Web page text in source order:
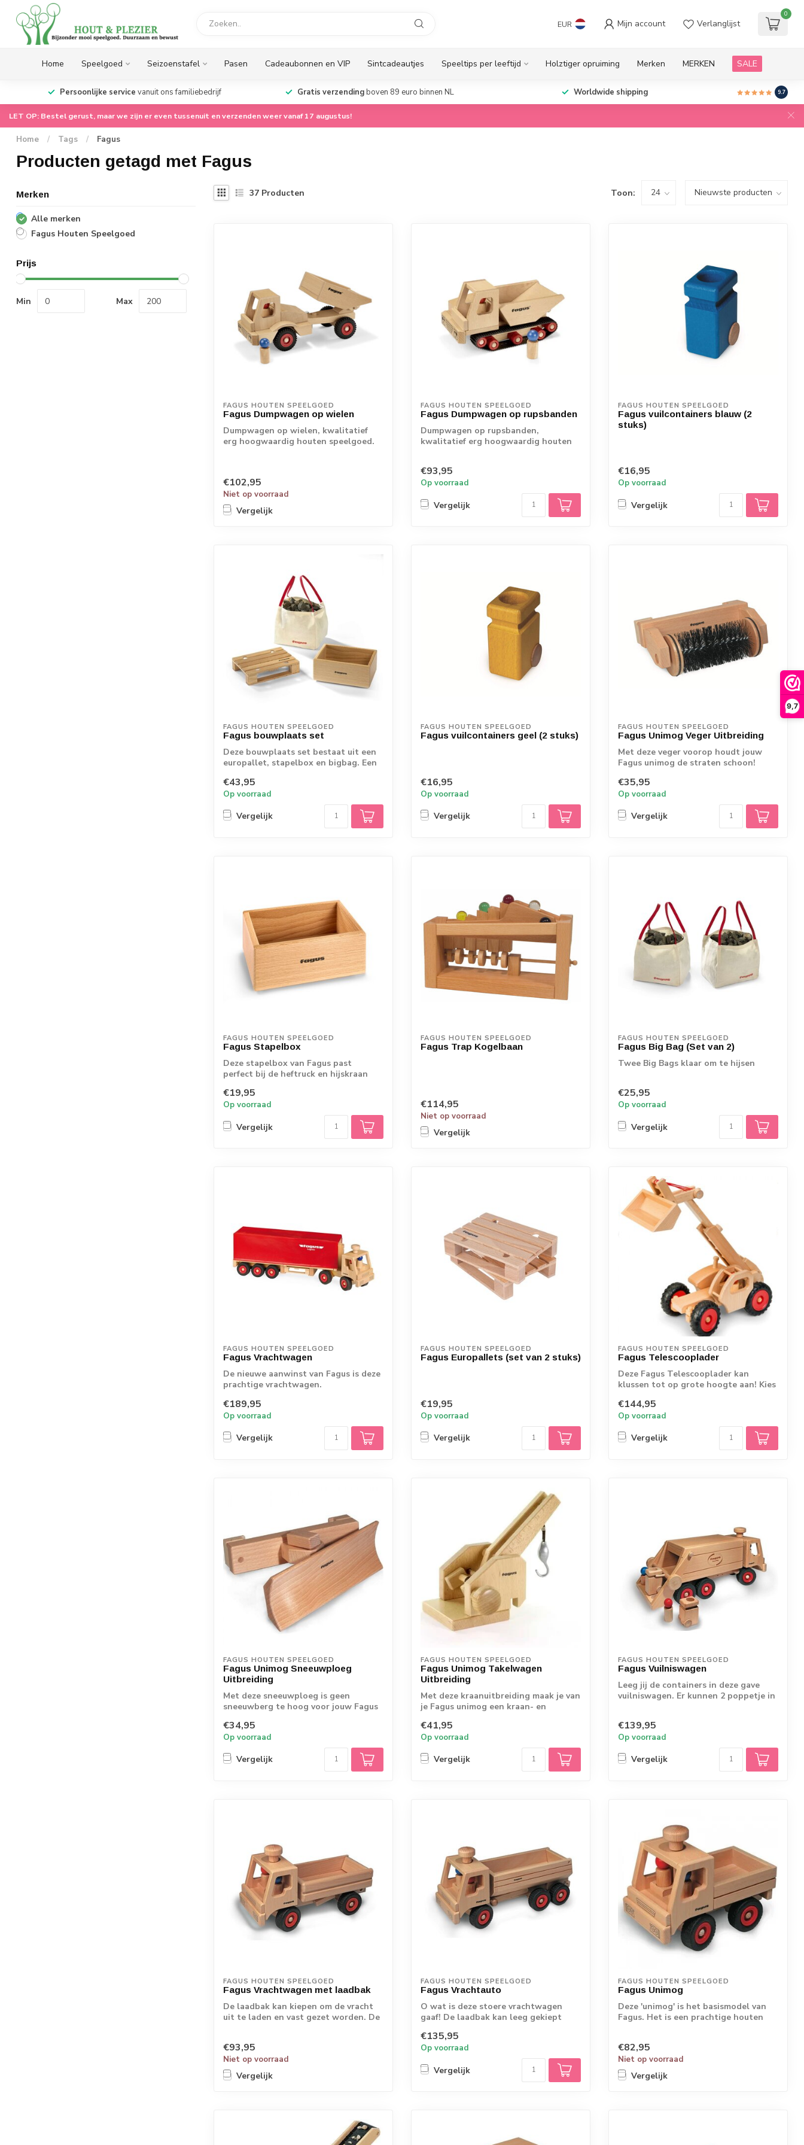
9,7
EUR Mijn account Verlanglijst
0
Home Speelgoed Seizoenstafel Pasen Cadeaubonnen en VIP Sintcadeautjes Speeltips per leeftijd Holztiger opruiming Merken MERKEN SALE
Persoonlijke service vanuit ons familiebedrijf Gratis verzendingboven 89 euro binnen NL Worldwide shipping 9.7
LET OP: Bestel gerust, maar we zijn er even tussenuit en verzenden weer vanaf 17 augustus!
Home / Tags / Fagus
Producten getagd met Fagus
Merken
Alle merken
Fagus Houten Speelgoed
Prijs
Min Max
37 Producten Toon:
FAGUS HOUTEN SPEELGOED
Fagus Dumpwagen op wielen
Dumpwagen op wielen, kwalitatief
erg hoogwaardig houten speelgoed.
€102,95
Niet op voorraad
Vergelijk
FAGUS HOUTEN SPEELGOED
Fagus Dumpwagen op rupsbanden
Dumpwagen op rupsbanden,
kwalitatief erg hoogwaardig houten
Fagus...
€93,95
Op voorraad
Vergelijk
FAGUS HOUTEN SPEELGOED
Fagus vuilcontainers blauw (2
stuks)
€16,95
Op voorraad
Vergelijk
FAGUS HOUTEN SPEELGOED
Fagus bouwplaats set
Deze bouwplaats set bestaat uit een
europallet, stapelbox en bigbag. Een
€43,95
Op voorraad
Vergelijk
FAGUS HOUTEN SPEELGOED
Fagus vuilcontainers geel (2 stuks)
€16,95
Op voorraad
Vergelijk
FAGUS HOUTEN SPEELGOED
Fagus Unimog Veger Uitbreiding
Met deze veger voorop houdt jouw
Fagus unimog de straten schoon!
€35,95
Op voorraad
Vergelijk
FAGUS HOUTEN SPEELGOED
Fagus Stapelbox
Deze stapelbox van Fagus past
perfect bij de heftruck en hijskraan
€19,95
Op voorraad
Vergelijk
FAGUS HOUTEN SPEELGOED
Fagus Trap Kogelbaan
€114,95
Niet op voorraad
Vergelijk
FAGUS HOUTEN SPEELGOED
Fagus Big Bag (Set van 2)
Twee Big Bags klaar om te hijsen
€25,95
Op voorraad
Vergelijk
FAGUS HOUTEN SPEELGOED
Fagus Vrachtwagen
De nieuwe aanwinst van Fagus is deze
prachtige vrachtwagen.
€189,95
Op voorraad
Vergelijk
FAGUS HOUTEN SPEELGOED
Fagus Europallets (set van 2 stuks)
€19,95
Op voorraad
Vergelijk
FAGUS HOUTEN SPEELGOED
Fagus Telescooplader
Deze Fagus Telescooplader kan
klussen tot op grote hoogte aan! Kies
€144,95
Op voorraad
Vergelijk
FAGUS HOUTEN SPEELGOED
Fagus Unimog Sneeuwploeg
Uitbreiding
Met deze sneeuwploeg is geen
sneeuwberg te hoog voor jouw Fagus
€34,95
Op voorraad
Vergelijk
FAGUS HOUTEN SPEELGOED
Fagus Unimog Takelwagen
Uitbreiding
Met deze kraanuitbreiding maak je van
je Fagus unimog een kraan- en
€41,95
Op voorraad
Vergelijk
FAGUS HOUTEN SPEELGOED
Fagus Vuilniswagen
Leeg jij de containers in deze gave
vuilniswagen. Er kunnen 2 poppetje in
€139,95
Op voorraad
Vergelijk
FAGUS HOUTEN SPEELGOED
Fagus Vrachtwagen met laadbak
De laadbak kan kiepen om de vracht
uit te laden en vast gezet worden. De
€93,95
Niet op voorraad
Vergelijk
FAGUS HOUTEN SPEELGOED
Fagus Vrachtauto
O wat is deze stoere vrachtwagen
gaaf! De laadbak kan leeg gekiept
€135,95
Op voorraad
Vergelijk
FAGUS HOUTEN SPEELGOED
Fagus Unimog
Deze 'unimog' is het basismodel van
Fagus. Het is een prachtige houten
€82,95
Niet op voorraad
Vergelijk